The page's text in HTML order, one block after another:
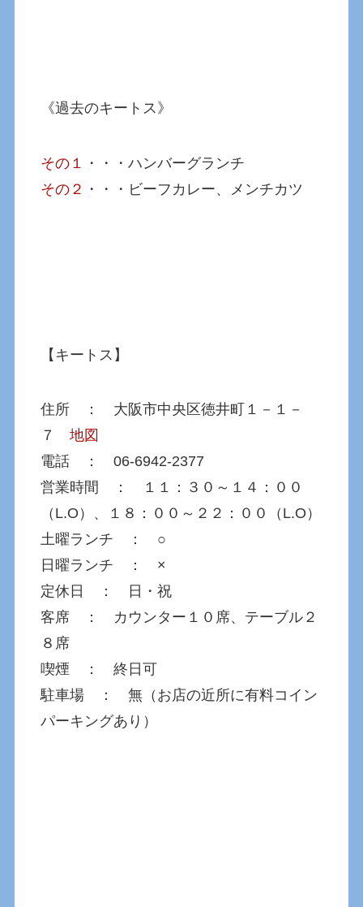
《過去のキートス》
その１ ・・・ハンバーグランチ
その２ ・・・ビーフカレー、メンチカツ
【キートス】
住所 ： 大阪市中央区徳井町１－１－
７地図
電話 ： 06-6942-2377
営業時間 ： １１：３０～１４：００
（L.O）、１８：００～２２：００（L.O）
土曜ランチ ： ○
日曜ランチ ： ×
定休日 ： 日・祝
客席 ： カウンター１０席、テーブル２
８席
喫煙 ： 終日可
駐車場 ： 無（お店の近所に有料コイン
パーキングあり）